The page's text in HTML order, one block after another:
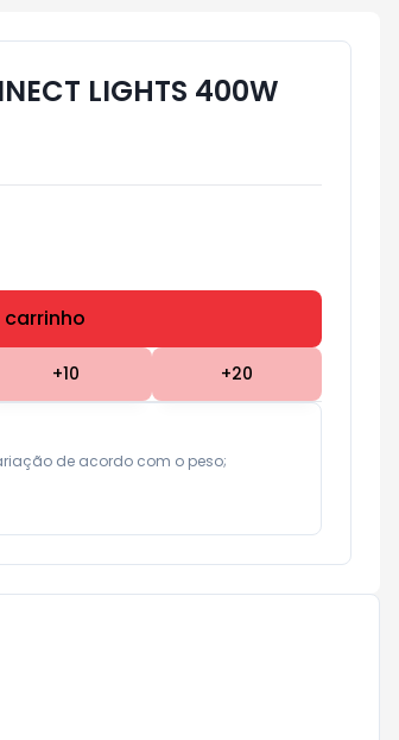
LIGHTS 400W
+10 +20
de acordo com o peso;